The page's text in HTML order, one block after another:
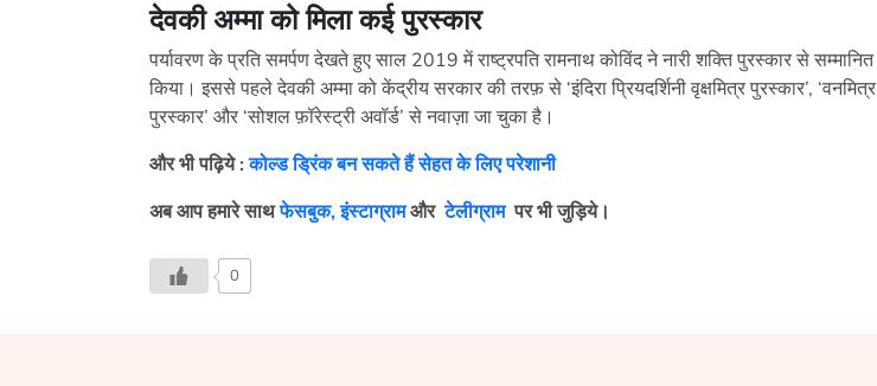
देवकी अम्मा को मिला कई पुरस्कार
पर्यावरण के प्रति समर्पण देखते हुए साल 2019 में राष्ट्रपति रामनाथ कोविंद ने नारी शक्ति पुरस्कार से सम्मानित
किया। इससे पहले देवकी अम्मा को केंद्रीय सरकार की तरफ़ से ‘इंदिरा प्रियदर्शिनी वृक्षमित्र पुरस्कार’, ‘वनमित्र
पुरस्कार’ और ‘सोशल फ़ॉरेस्ट्री अवॉर्ड’ से नवाज़ा जा चुका है।
और भी पढ़िये : कोल्ड ड्रिंक बन सकते हैं सेहत के लिए परेशानी
अब आप हमारे साथफेसबुक,इंस्टाग्रामऔर टेलीग्राम पर भी जुड़िये।
0